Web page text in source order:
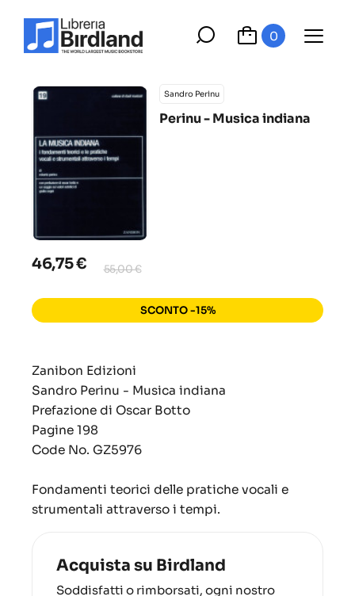
0
Sandro Perinu
Perinu - Musica indiana
46,75 € 55,00 €
SCONTO -15%
Zanibon Edizioni
Sandro Perinu - Musica indiana
Prefazione di Oscar Botto
Pagine 198
Code No. GZ5976
Fondamenti teorici delle pratiche vocali e
strumentali attraverso i tempi.
Acquista su Birdland
Soddisfatti o rimborsati, ogni nostro